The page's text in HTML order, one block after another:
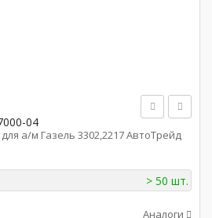
04
а/м Газель 3302,2217 АвтоТрейд
> 50 шт.
Аналоги